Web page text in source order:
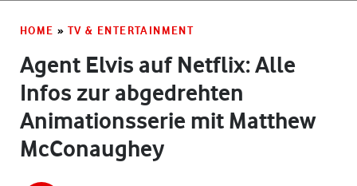
HOME » TV & ENTERTAINMENT
Agent Elvis auf Netflix: Alle
Infos zur abgedrehten
Animationsserie mit Matthew
McConaughey